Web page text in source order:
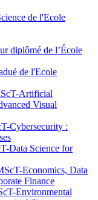
de l'Ecole
diplômé de l’École
de l'Ecole
Artificial
Visual
Cybersecurity :
Data Science for
Economics, Data
Finance
Environmental